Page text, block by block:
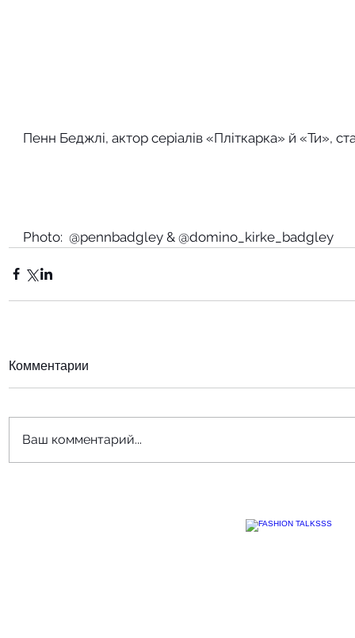
Пенн Беджлі, актор серіалів «Пліткарка» й «Ти»,
Photo:  @pennbadgley & @domino_kirke_badgley
Комментарии
Ваш комментарий...